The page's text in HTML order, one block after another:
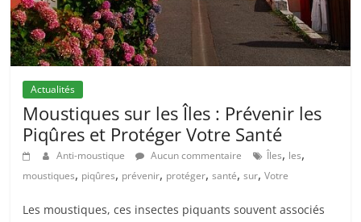
Actualités
Moustiques sur les Îles : Prévenir les
Piqûres et Protéger Votre Santé
Anti-moustique Aucun commentaire Îles, les,
moustiques, piqûres, prévenir, protéger,santé,sur,Votre
Les moustiques, ces insectes piquants souvent associés